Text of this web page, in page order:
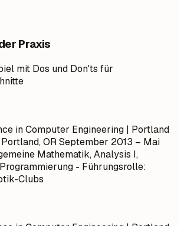
Praxis
mit Dos und Don'ts für
in Computer Engineering | Portland
ORSeptember 2013 – Mai
Mathematik, Analysis I,
- Führungsrolle:
Clubs